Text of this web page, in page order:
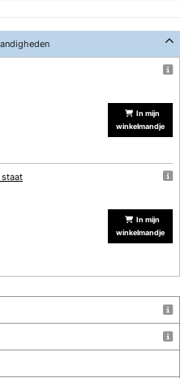
In mijn
winkelmandje
In mijn
winkelmandje